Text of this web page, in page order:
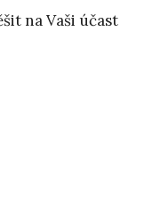
na Vaši účast